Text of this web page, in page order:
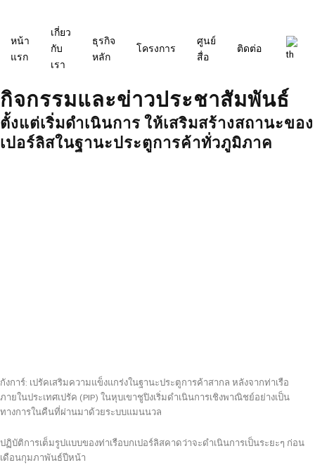
หน้า
แรก
เกี่ยว
กับ
เรา
ธุรกิจ
หลัก
โครงการ
ศูนย์
สื่อ
ติดต่อ
กิจกรรมและข่าวประชาสัมพันธ์
ตั้งแต่เริ่มดำเนินการ ให้เสริมสร้างสถานะของ
เปอร์ลิสในฐานะประตูการค้าทั่วภูมิภาค
กังการ์: เปรัคเสริมความแข็งแกร่งในฐานะประตูการค้าสากล หลังจากท่าเรือ
ภายในประเทศเปรัค (PIP) ในหุบเขาชูปิงเริ่มดำเนินการเชิงพาณิชย์อย่างเป็น
ทางการในคืนที่ผ่านมาด้วยระบบแมนนวล
ปฏิบัติการเต็มรูปแบบของท่าเรือบกเปอร์ลิสคาดว่าจะดำเนินการเป็นระยะๆ ก่อน
เดือนกุมภาพันธ์ปีหน้า